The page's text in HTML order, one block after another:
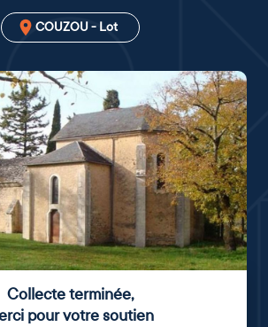
COUZOU - Lot
Collecte terminée,
pour votre soutien